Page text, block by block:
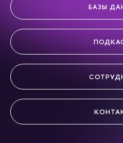
БАЗЫ